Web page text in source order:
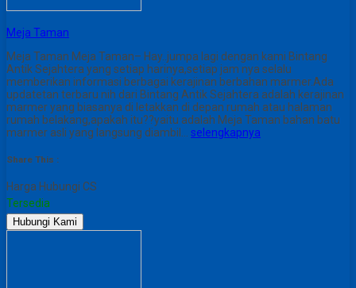
Meja Taman
Meja Taman Meja Taman– Hay..jumpa lagi dengan kami Bintang
Antik Sejahtera yang setiap harinya,setiap jam nya selalu
memberikan informasi berbagai kerajinan berbahan marmer.Ada
updatetan terbaru nih dari Bintang Antik Sejahtera adalah kerajinan
marmer yang biasanya di letakkan di depan rumah atau halaman
rumah belakang,apakah itu??yaitu adalah Meja Taman bahan batu
marmer asli yang langsung diambil… selengkapnya
Share This :
Harga Hubungi CS
Tersedia
Hubungi Kami